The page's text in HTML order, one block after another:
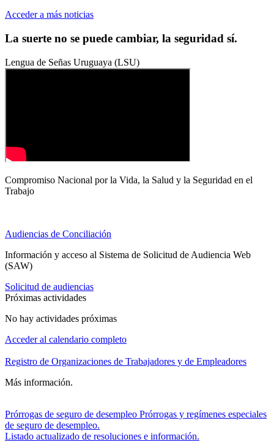
Acceder a más noticias
La suerte no se puede cambiar, la seguridad sí.
Lengua de Señas Uruguaya (LSU)
Compromiso Nacional por la Vida, la Salud y la Seguridad en el
Trabajo
Audiencias de Conciliación
Información y acceso al Sistema de Solicitud de Audiencia Web
(SAW)
Solicitud de audiencias
Próximas actividades
No hay actividades próximas
Acceder al calendario completo
Registro de Organizaciones de Trabajadores y de Empleadores
Más información.
Prórrogas de seguro de desempleo Prórrogas y regímenes especiales
de seguro de desempleo.
Listado actualizado de resoluciones e información.